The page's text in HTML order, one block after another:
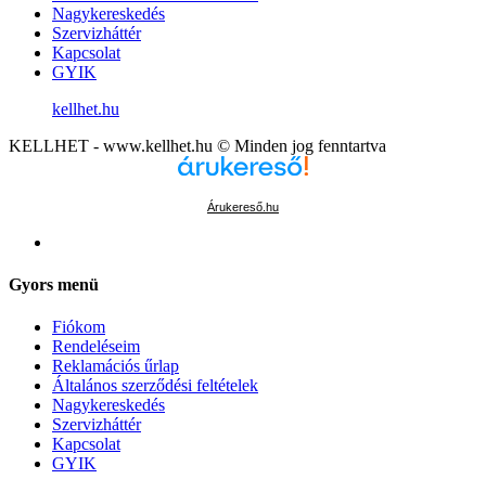
Nagykereskedés
Szervizháttér
Kapcsolat
GYIK
kellhet.hu
KELLHET - www.kellhet.hu © Minden jog fenntartva
Árukereső.hu
Gyors menü
Fiókom
Rendeléseim
Reklamációs űrlap
Általános szerződési feltételek
Nagykereskedés
Szervizháttér
Kapcsolat
GYIK